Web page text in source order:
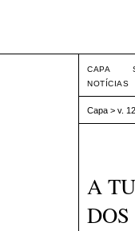
CAPA
NOTÍCIAS
Capa > v. 12
A